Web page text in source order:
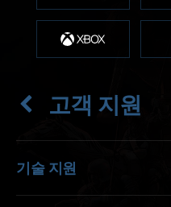
고객 지원
기술 지원